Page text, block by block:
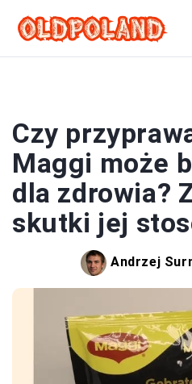
Czy
Maggi może
dla zdrowia?
skutki jej
Andrzej